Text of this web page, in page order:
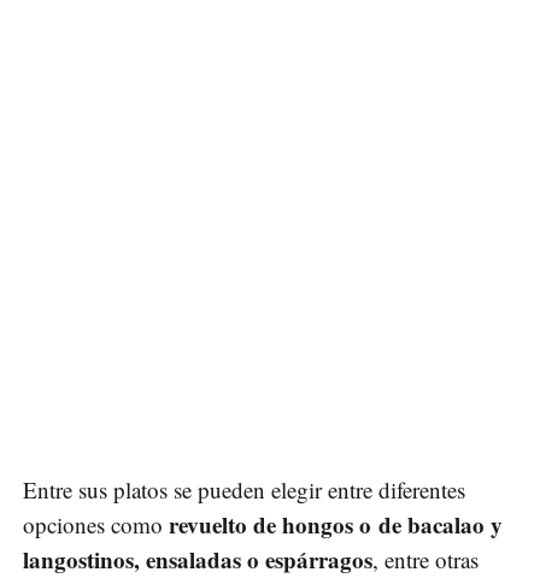
Entre sus platos se pueden elegir entre diferentes
opciones como revuelto de hongos o de bacalao y
langostinos, ensaladas o espárragos, entre otras